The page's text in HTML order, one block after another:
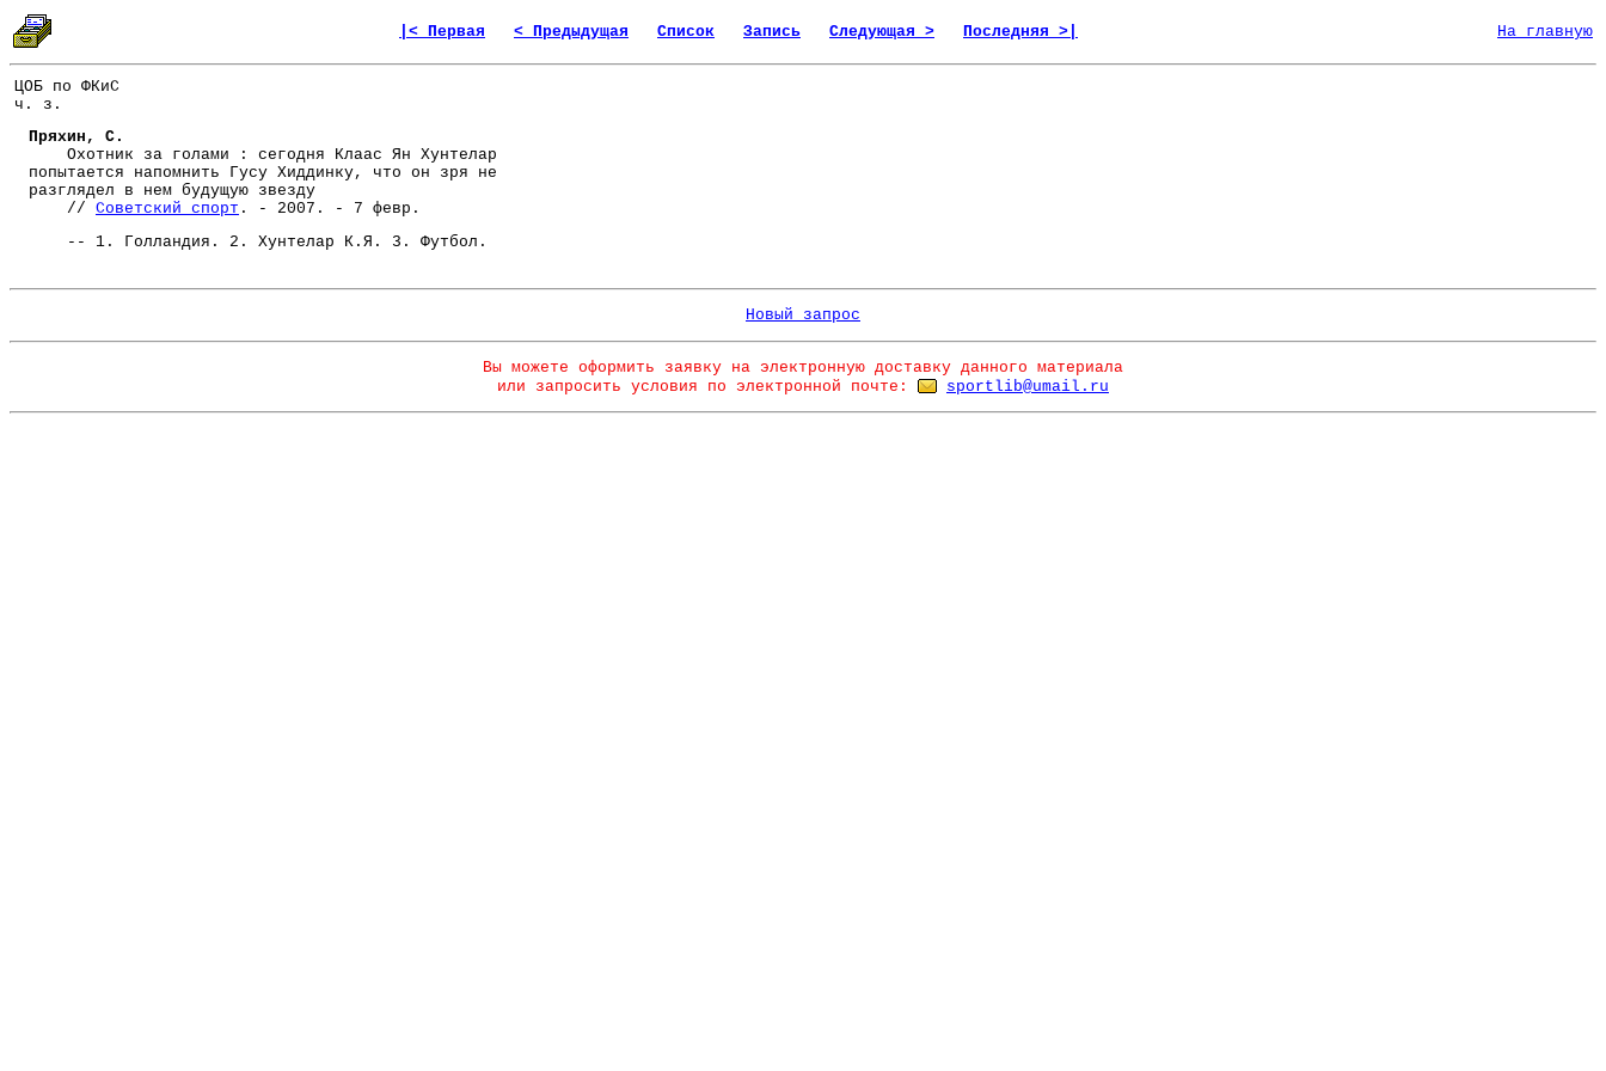
|< Первая < Предыдущая Список Запись Следующая > Последняя >| На главную
ЦОБ по ФКиС
ч. з.
Пряхин, С.
Охотник за голами : сегодня Клаас Ян Хунтелар
попытается напомнить Гусу Хиддинку, что он зря не
разглядел в нем будущую звезду
// Советский спорт . - 2007. - 7 февр.
-- 1. Голландия. 2. Хунтелар К.Я. 3. Футбол.
Новый запрос
Вы можете оформить заявку на электронную доставку данного материала
или запросить условия по электронной почте:
sportlib@umail.ru